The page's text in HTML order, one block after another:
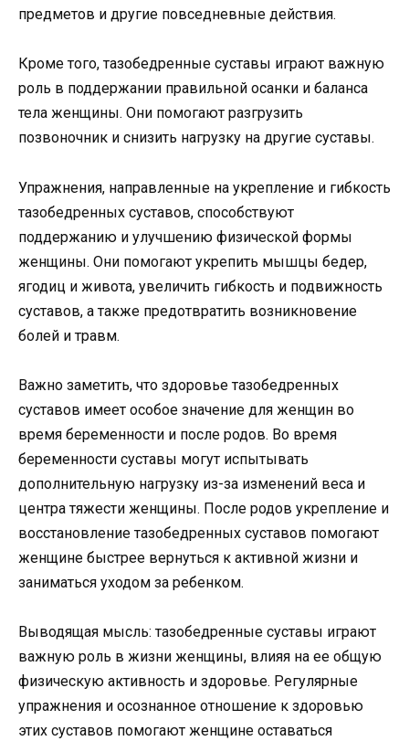
предметов и другие повседневные действия.
Кроме того, тазобедренные суставы играют важную
роль в поддержании правильной осанки и баланса
тела женщины. Они помогают разгрузить
позвоночник и снизить нагрузку на другие суставы.
Упражнения, направленные на укрепление и гибкость
тазобедренных суставов, способствуют
поддержанию и улучшению физической формы
женщины. Они помогают укрепить мышцы бедер,
ягодиц и живота, увеличить гибкость и подвижность
суставов, а также предотвратить возникновение
болей и травм.
Важно заметить, что здоровье тазобедренных
суставов имеет особое значение для женщин во
время беременности и после родов. Во время
беременности суставы могут испытывать
дополнительную нагрузку из-за изменений веса и
центра тяжести женщины. После родов укрепление и
восстановление тазобедренных суставов помогают
женщине быстрее вернуться к активной жизни и
заниматься уходом за ребенком.
Выводящая мысль: тазобедренные суставы играют
важную роль в жизни женщины, влияя на ее общую
физическую активность и здоровье. Регулярные
упражнения и осознанное отношение к здоровью
этих суставов помогают женщине оставаться